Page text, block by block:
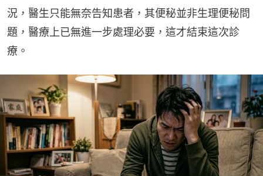
況，醫生只能無奈告知患者，其便秘並非生理便秘問
題，醫療上已無進一步處理必要，這才結束這次診
療。